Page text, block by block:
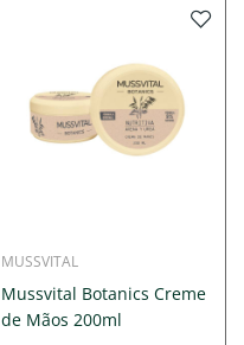
MUSSVITAL
Mussvital Botanics Creme
de Mãos 200ml